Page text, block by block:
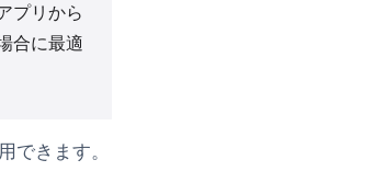
プリから
合に最適
できます。